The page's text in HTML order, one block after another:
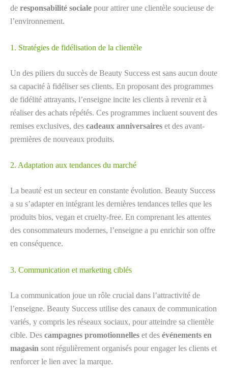
de responsabilité sociale pour attirer une clientèle soucieuse de
l’environnement.
1. Stratégies de fidélisation de la clientèle
Un des piliers du succès de Beauty Success est sans aucun doute
sa capacité à fidéliser ses clients. En proposant des programmes
de fidélité attrayants, l’enseigne incite les clients à revenir et à
réaliser des achats répétés. Ces programmes incluent souvent des
remises exclusives, des cadeaux anniversaires et des avant-
premières de nouveaux produits.
2. Adaptation aux tendances du marché
La beauté est un secteur en constante évolution. Beauty Success
a su s’adapter en intégrant les dernières tendances telles que les
produits bios, vegan et cruelty-free. En comprenant les attentes
des consommateurs modernes, l’enseigne a pu enrichir son offre
en conséquence.
3. Communication et marketing ciblés
La communication joue un rôle crucial dans l’attractivité de
l’enseigne. Beauty Success utilise des canaux de communication
variés, y compris les réseaux sociaux, pour atteindre sa clientèle
cible. Des campagnes promotionnelles et des événements en
magasin sont régulièrement organisés pour engager les clients et
renforcer le lien avec la marque.